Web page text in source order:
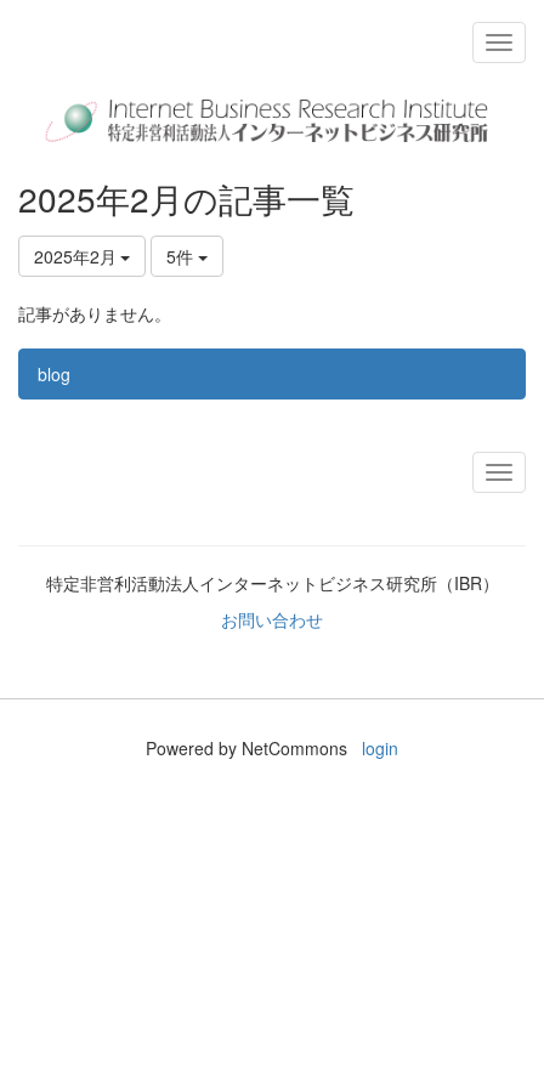
2025年2月の記事一覧
2025年2月 5件
記事がありません。
blog
特定非営利活動法人インターネットビジネス研究所（IBR）
お問い合わせ
Powered by NetCommons login